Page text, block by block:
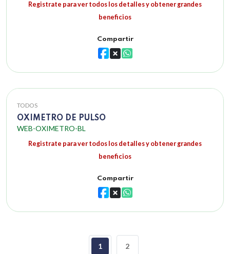
Registrate para ver todos los detalles y obtener grandes
beneficios
Compartir
TODOS
OXIMETRO DE PULSO
WEB-OXIMETRO-BL
Registrate para ver todos los detalles y obtener grandes
beneficios
Compartir
1 2